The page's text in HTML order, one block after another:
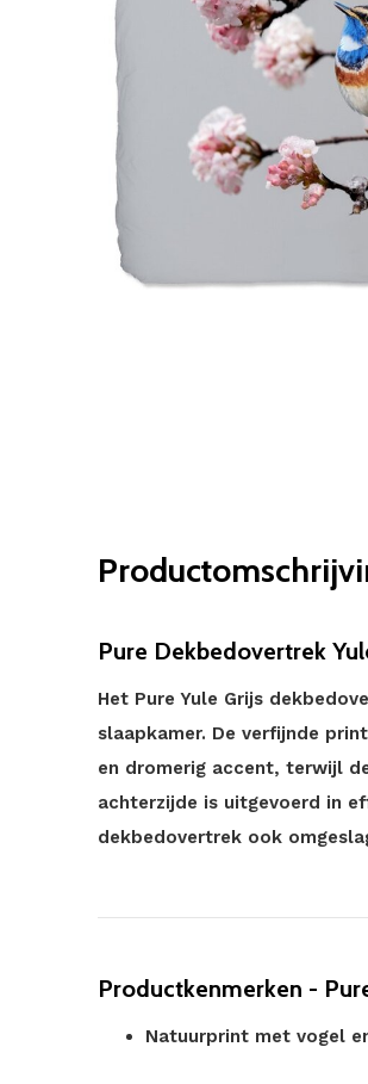
Pure Dekbedovertrek
Het Pure Yule Grijs
slaapkamer. De verfijnde
en dromerig accent, terwijl
achterzijde is uitgevoerd in
dekbedovertrek ook
Productkenmerken -
Natuurprint met vogel